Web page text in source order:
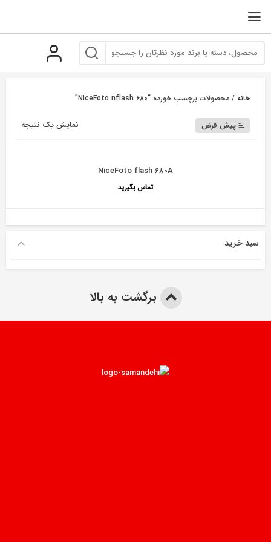
خانه / محصولات برچسب خورده “NiceFoto nflash 680”
نمایش یک نتیجه پیش فرض
NiceFoto flash 680A
تماس بگیرید
سبد خرید
برگشت به بالا